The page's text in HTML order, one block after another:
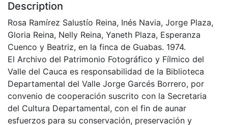
Description
Rosa Ramírez Salustío Reina, Inés Navia, Jorge Plaza,
Gloria Reina, Nelly Reina, Yaneth Plaza, Esperanza
Cuenco y Beatriz, en la finca de Guabas. 1974.
El Archivo del Patrimonio Fotográfico y Fílmico del
Valle del Cauca es responsabilidad de la Biblioteca
Departamental del Valle Jorge Garcés Borrero, por
convenio de cooperación suscrito con la Secretaria
del Cultura Departamental, con el fin de aunar
esfuerzos para su conservación, preservación y